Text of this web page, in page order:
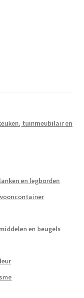
tuinmeubilair en
en legborden
en beugels